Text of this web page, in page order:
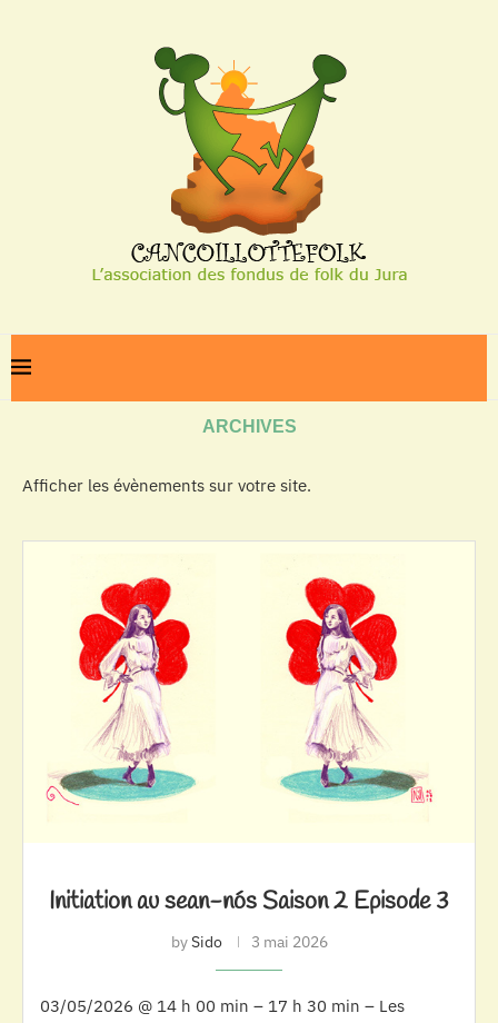
ARCHIVES
Afficher les évènements sur votre site.
Initiation au sean-nós Saison 2 Episode 3
bySido 3 mai 2026
03/05/2026 @ 14 h 00 min – 17 h 30 min – Les